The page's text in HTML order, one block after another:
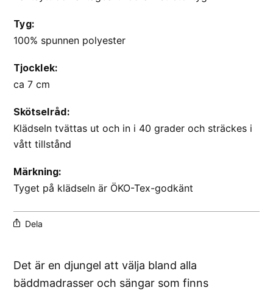
Tyg:
100% spunnen polyester
Tjocklek:
ca 7 cm
Skötselråd:
Klädseln tvättas ut och in i 40 grader och sträckes i
vått tillstånd
Märkning:
Tyget på klädseln är ÖKO-Tex-godkänt
Dela
Det är en djungel att välja bland alla
bäddmadrasser och sängar som finns